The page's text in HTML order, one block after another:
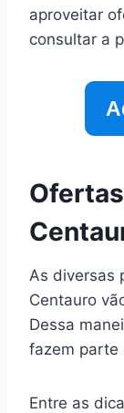
aproveitar
consultar a
As diversas
Centauro
Dessa
fazem parte
Entre as